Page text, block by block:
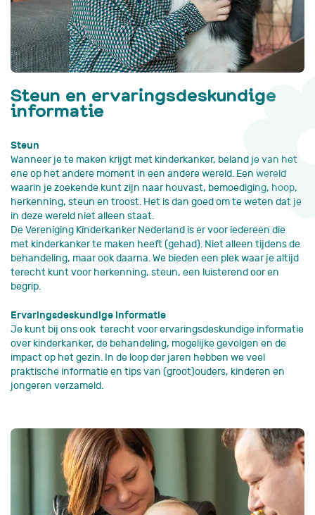
Steun en ervaringsdeskundige
informatie
Steun
Wanneer je te maken krijgt met kinderkanker, beland je van het
ene op het andere moment in een andere wereld. Een wereld
waarin je zoekende kunt zijn naar houvast, bemoediging, hoop,
herkenning, steun en troost. Het is dan goed om te weten dat je
in deze wereld niet alleen staat.
De Vereniging Kinderkanker Nederland is er voor iedereen die
met kinderkanker te maken heeft (gehad). Niet alleen tijdens de
behandeling, maar ook daarna. We bieden een plek waar je altijd
terecht kunt voor herkenning, steun, een luisterend oor en
begrip.
Ervaringsdeskundige informatie
Je kunt bij ons ook terecht voor ervaringsdeskundige informatie
over kinderkanker, de behandeling, mogelijke gevolgen en de
impact op het gezin. In de loop der jaren hebben we veel
praktische informatie en tips van (groot)ouders, kinderen en
jongeren verzameld.